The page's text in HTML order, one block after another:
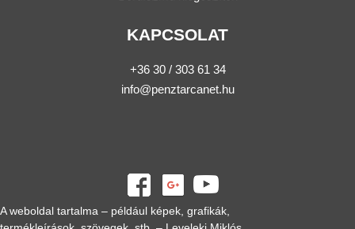
KAPCSOLAT
+36 30 / 303 61 34
info@penztarcanet.hu
A weboldal tartalma – például képek, grafikák,